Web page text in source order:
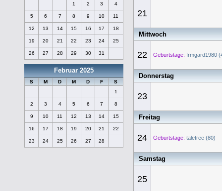
1
2 3 4
5 6 7 8 9 10 11
12 13 14 15 16 17 18
19 20 21 22 23 24 25
26 27 28 29 30 31
Februar 2025
S M D M D F
S
1
2 3 4 5 6 7 8
9 10 11 12 13 14 15
16 17 18 19 20 21 22
23 24 25 26 27 28
21
Mittwoch
22 Geburtstage: Irmgard1980
Donnerstag
23
Freitag
24 Geburtstage: taletree (80)
Samstag
25